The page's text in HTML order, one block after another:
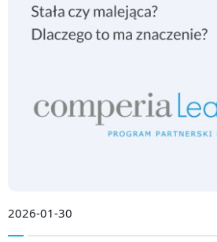
2026-01-30